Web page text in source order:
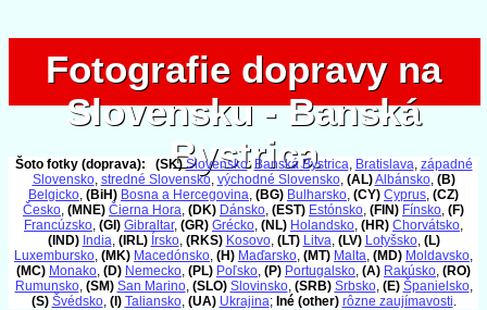
Fotografie dopravy na
Slovensku - Banská
Bystrica
Fotografie dopravy na
Slovensku - Banská
Bystrica
Šoto fotky (doprava): (SK) Slovensko:Banská Bystrica, Bratislava, západné
Slovensko, stredné Slovensko, východné Slovensko, (AL)Albánsko, (B)
Belgicko, (BiH) Bosna a Hercegovina, (BG) Bulharsko, (CY) Cyprus, (CZ)
Česko, (MNE) Čierna Hora, (DK) Dánsko, (EST) Estónsko, (FIN) Fínsko, (F)
Francúzsko, (GI) Gibraltar, (GR) Grécko, (NL) Holandsko, (HR) Chorvátsko,
(IND) India, (IRL) Írsko, (RKS) Kosovo, (LT) Litva, (LV) Lotyšsko, (L)
Luxembursko, (MK) Macedónsko, (H) Maďarsko, (MT) Malta, (MD) Moldavsko,
(MC) Monako, (D) Nemecko, (PL) Poľsko, (P) Portugalsko, (A) Rakúsko, (RO)
Rumunsko, (SM) San Marino, (SLO) Slovinsko, (SRB) Srbsko, (E) Španielsko,
(S) Švédsko, (I) Taliansko, (UA) Ukrajina; Iné (other) rôzne zaujímavosti.